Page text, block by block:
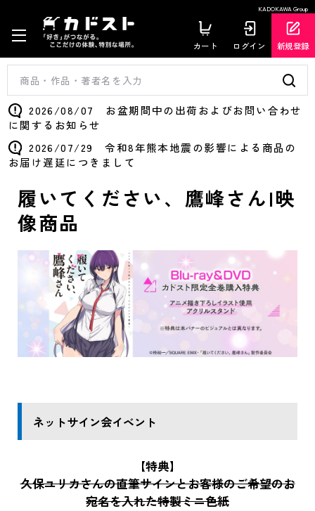
KADOKAWA Group
カート ログイン 新規登録
2026/08/07 お盆期間中の出荷およびお問い合わせ
に関するお知らせ
2026/07/29 令和8年熊本地震の影響による商品の
お届け遅延につきまして
履いてください、鷹峰さん|映
像商品
ネットサイン会イベント
【特典】
久保ユリカさんの直筆サインとお客様のご希望のお
宛名を入れた特製ミニ色紙